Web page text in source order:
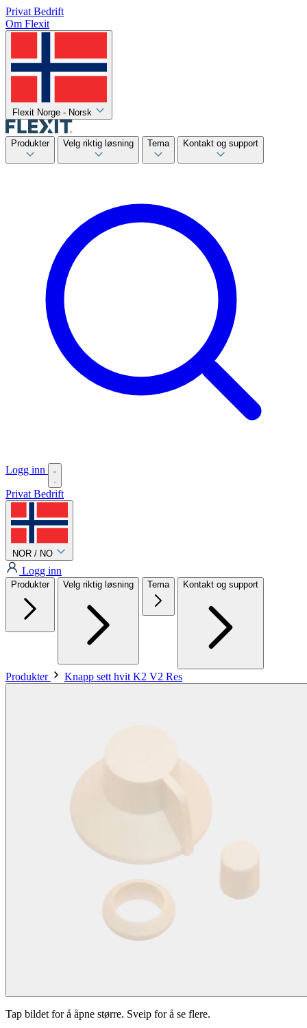
Privat Bedrift
Om Flexit
Flexit Norge - Norsk
Produkter Velg riktig løsning Tema Kontakt og support
Logg inn
Privat Bedrift
NOR / NO
Logg inn
Produkter Velg riktig løsning Tema Kontakt og support
Produkter Knapp sett hvit K2 V2 Res
Tap bildet for å åpne større. Sveip for å se flere.